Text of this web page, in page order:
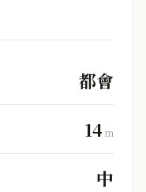
都會
14 m
中